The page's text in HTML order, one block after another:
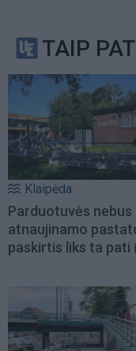
TAIP
Klaipėda
Parduotuvės nebus
atnaujinamo
paskirtis liks ta pati